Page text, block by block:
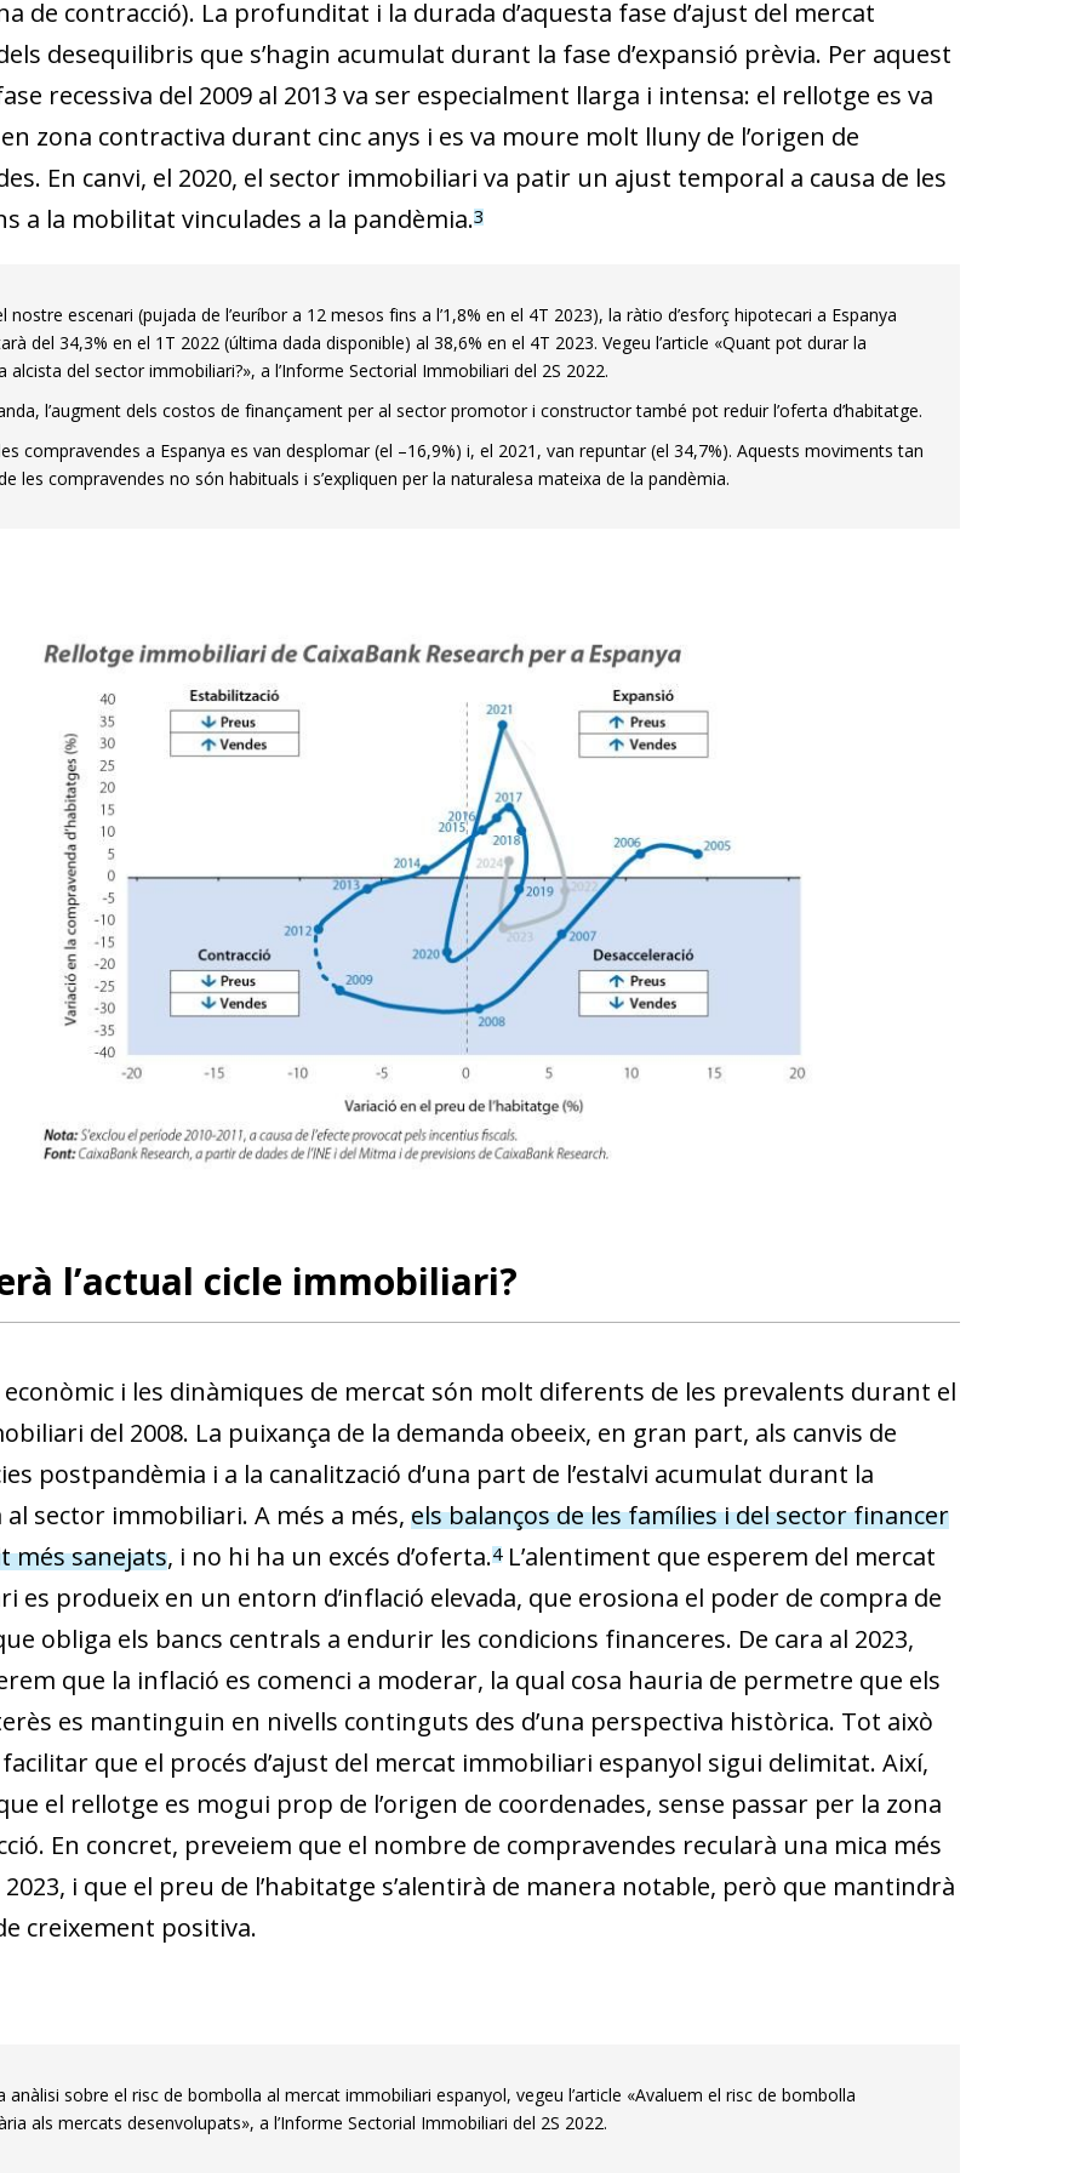
de contracció). La profunditat i la durada d’aquesta fase d’ajust del mercat
desequilibris que s’hagin acumulat durant la fase d’expansió prèvia. Per aquest
recessiva del 2009 al 2013 va ser especialment llarga i intensa: el rellotge es va
zona contractiva durant cinc anys i es va moure molt lluny de l’origen de
En canvi, el 2020, el sector immobiliari va patir un ajust temporal a causa de les
a la mobilitat vinculades a la pandèmia.3
nostre escenari (pujada de l’euríbor a 12 mesos fins a l’1,8% en el 4T 2023), la ràtio d’esforç hipotecari a Espanya
del 34,3% en el 1T 2022 (última dada disponible) al 38,6% en el 4T 2023. Vegeu l’article «Quant pot durar la
alcista del sector immobiliari?», a l’Informe Sectorial Immobiliari del 2S 2022.
l’augment dels costos de finançament per al sector promotor i constructor també pot reduir l’oferta d’habitatge.
compravendes a Espanya es van desplomar (el –16,9%) i, el 2021, van repuntar (el 34,7%). Aquests moviments tan
les compravendes no són habituals i s’expliquen per la naturalesa mateixa de la pandèmia.
l’actual cicle immobiliari?
econòmic i les dinàmiques de mercat són molt diferents de les prevalents durant el
del 2008. La puixança de la demanda obeeix, en gran part, als canvis de
postpandèmia i a la canalització d’una part de l’estalvi acumulat durant la
al sec­­tor immobiliari. A més a més, els balanços de les famílies i del sector financer
més sanejats, i no hi ha un excés d’oferta.4L’alentiment que esperem del mercat
es produeix en un entorn d’inflació elevada, que erosiona el poder de compra de
obliga els bancs centrals a endurir les condicions financeres. De cara al 2023,
que la inflació es co­­menci a moderar, la qual cosa hauria de permetre que els
es mantinguin en nivells continguts des d’una perspectiva històrica. Tot això
que el procés d’ajust del mercat immobiliari espanyol sigui delimitat. Així,
el rellotge es mogui prop de l’ori­­gen de coordenades, sense passar per la zona
En concret, preveiem que el nombre de compravendes recularà una mica més
i que el preu de l’habitatge s’alentirà de manera notable, però que mantindrà
creixement positiva.
anàlisi sobre el risc de bombolla al mercat immobiliari espanyol, vegeu l’article «Avaluem el risc de bombolla
als mercats desenvolupats», a l’Informe Sectorial Immobiliari del 2S 2022.